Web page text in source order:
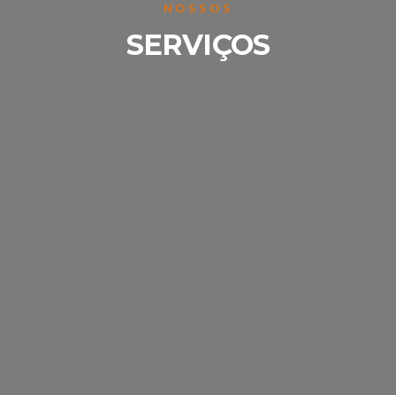
NOSSOS
SERVIÇOS